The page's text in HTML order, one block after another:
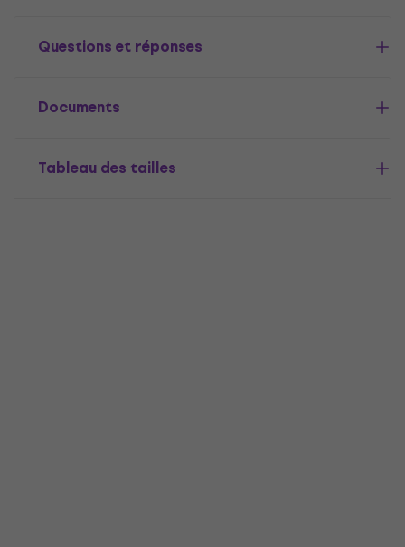
Questions et réponses
Documents
Tableau des tailles